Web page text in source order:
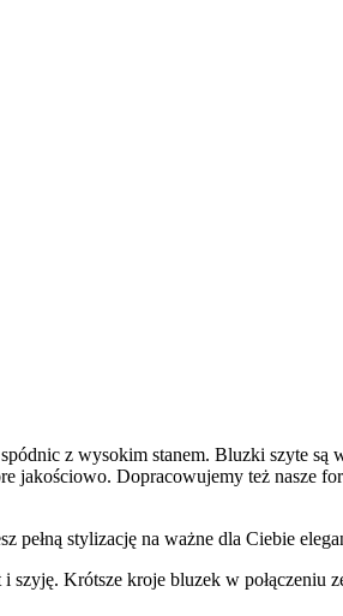
z wysokim stanem. Bluzki szyte są
jakościowo. Dopracowujemy też nasze
pełną stylizację na ważne dla Ciebie
Krótsze kroje bluzek w połączeniu